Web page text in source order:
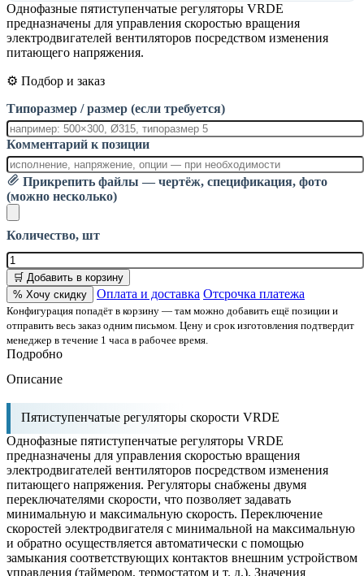
Однофазные пятиступенчатые регуляторы VRDЕ
предназначены для управления скоростью вращения
электродвигателей вентиляторов посредством изменения
питающего напряжения.
⚙️ Подбор и заказ
Типоразмер / размер (если требуется)
Комментарий к позиции
Прикрепить файлы — чертёж, спецификация, фото
(можно несколько)
Количество, шт
🛒 Добавить в корзину
% Хочу скидку
Оплата и доставка Отсрочка платежа
Конфигурация попадёт в корзину — там можно добавить ещё позиции и
отправить весь заказ одним письмом. Цену и срок изготовления подтвердит
менеджер в течение 1 часа в рабочее время.
Подробно
Описание
Пятиступенчатые регуляторы скорости VRDE
Однофазные пятиступенчатые регуляторы VRDЕ
предназначены для управления скоростью вращения
электродвигателей вентиляторов посредством изменения
питающего напряжения. Регуляторы снабжены двумя
переключателями скорости, что позволяет задавать
минимальную и максимальную скорость. Переключение
скоростей электродвигателя с минимальной на максимальную
и обратно осуществляется автоматически с помощью
замыкания соответствующих контактов внешним устройством
управления (таймером, термостатом и т. д.). Значения